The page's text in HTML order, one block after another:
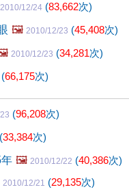
2010/12/24 (83,662次)
🖼️ 2010/12/23 (45,408次)
2010/12/23 (34,281次)
(66,175次)
(96,208次)
(33,384次)
🖼️ 2010/12/22 (40,386次)
2010/12/21 (29,135次)